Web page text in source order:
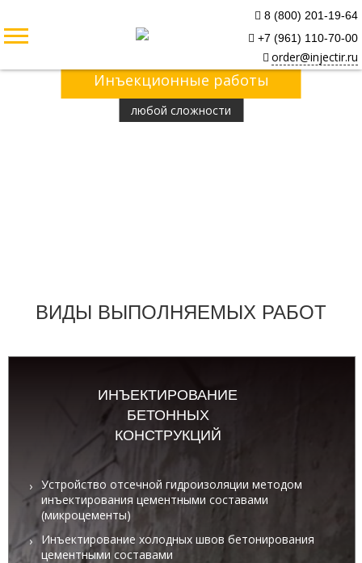
8 (800) 201-19-64
+7 (961) 110-70-00
order@injectir.ru
Инъекционные работы
любой сложности
ВИДЫ ВЫПОЛНЯЕМЫХ РАБОТ
ИНЪЕКТИРОВАНИЕ
БЕТОННЫХ
КОНСТРУКЦИЙ
Устройство отсечной гидроизоляции методом
инъектирования цементными составами
(микроцементы)
Инъектирование холодных швов бетонирования
цементными составами